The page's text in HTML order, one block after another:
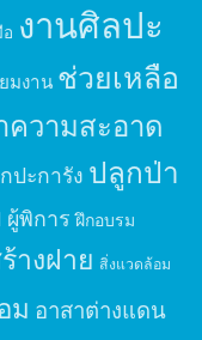
งานศิลปะ
มงาน ช่วยเหลือ
ความสะอาด
ปะการัง ปลูกป่า
ผู้พิการ ฝึกอบรม
างฝาย สิ่งแวดล้อม
ม อาสาต่างแดน